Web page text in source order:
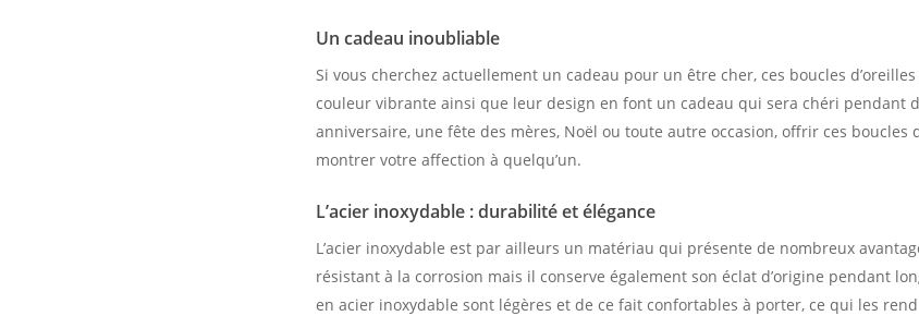
Un cadeau inoubliable
Si vous cherchez actuellement un cadeau pour un être cher, ces boucles
couleur vibrante ainsi que leur design en font un cadeau qui sera chéri pendant
anniversaire, une fête des mères, Noël ou toute autre occasion, offrir ces boucles
montrer votre affection à quelqu’un.
L’acier inoxydable : durabilité et élégance
L’acier inoxydable est par ailleurs un matériau qui présente de nombreux
résistant à la corrosion mais il conserve également son éclat d’origine pendant
en acier inoxydable sont légères et de ce fait confortables à porter, ce qui les